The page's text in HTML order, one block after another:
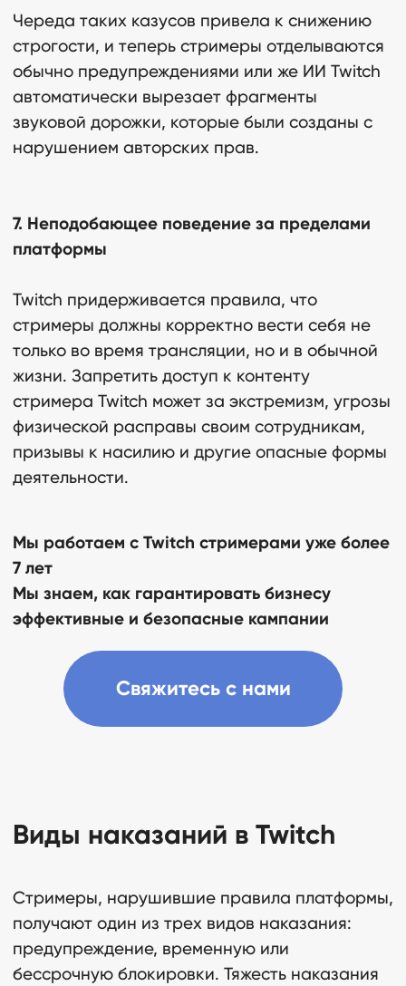
Череда таких казусов привела к снижению
строгости, и теперь стримеры отделываются
обычно предупреждениями или же ИИ Twitch
автоматически вырезает фрагменты
звуковой дорожки, которые были созданы с
нарушением авторских прав.
7. Неподобающее поведение за пределами
платформы
Twitch придерживается правила, что
стримеры должны корректно вести себя не
только во время трансляции, но и в обычной
жизни. Запретить доступ к контенту
стримера Twitch может за экстремизм, угрозы
физической расправы своим сотрудникам,
призывы к насилию и другие опасные формы
деятельности.
Мы работаем с Twitch стримерами уже более
7 лет
Мы знаем, как гарантировать бизнесу
эффективные и безопасные кампании
Виды наказаний в Twitch
Стримеры, нарушившие правила платформы,
получают один из трех видов наказания:
предупреждение, временную или
бессрочную блокировки. Тяжесть наказания